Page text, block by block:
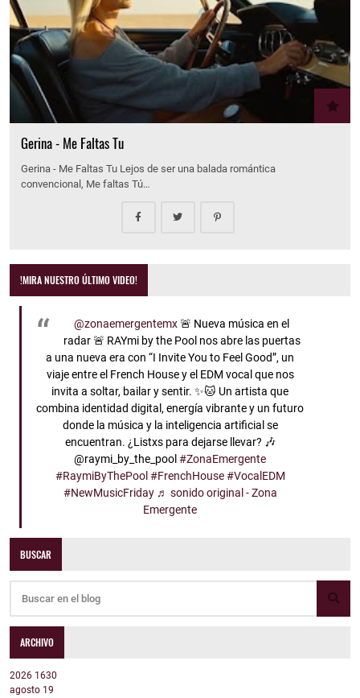
Gerina - Me Faltas Tu
Gerina - Me Faltas Tu Lejos de ser una balada romántica
convencional, Me faltas Tú…
!MIRA NUESTRO ÚLTIMO VIDEO!
@zonaemergentemx🚨 Nueva música en el
radar 🚨 RAYmi by the Pool nos abre las puertas
a una nueva era con “I Invite You to Feel Good”, un
viaje entre el French House y el EDM vocal que nos
invita a soltar, bailar y sentir. ✨🐱 Un artista que
combina identidad digital, energía vibrante y un futuro
donde la música y la inteligencia artificial se
encuentran. ¿Listxs para dejarse llevar? 🎶
@raymi_by_the_pool#ZonaEmergente
#RaymiByThePool #FrenchHouse #VocalEDM
#NewMusicFriday ♬ sonido original - Zona
Emergente
BUSCAR
ARCHIVO
2026 1630
agosto 19